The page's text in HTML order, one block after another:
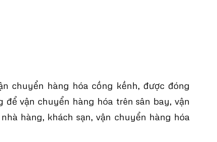
chuyển hàng hóa cồng kềnh, được đóng
vận chuyển hàng hóa trên sân bay, vận
hàng, khách sạn, vận chuyển hàng hóa